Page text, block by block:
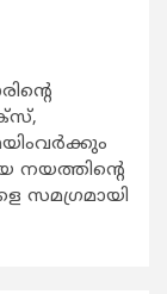
നയത്തിന്‍റെ
സമഗ്രമായി